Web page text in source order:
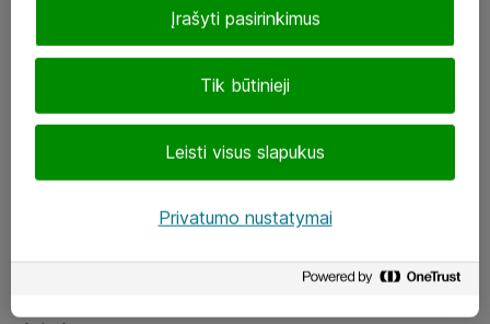
LinkedIn
Tik būtinieji
Leisti visus slapukus
Įrašyti pasirinkimus
Privatumo nustatymai